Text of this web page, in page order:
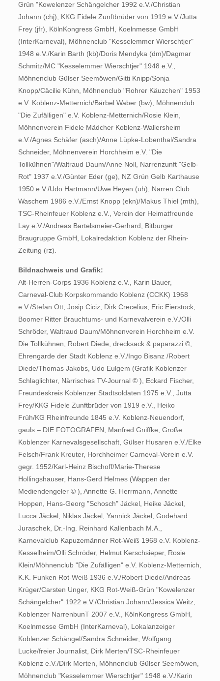
Grün "Kowelenzer Schängelcher 1992 e.V./Christian
Johann (chj), KKG Fidele Zunftbrüder von 1919 e.V./Jutta
Frey (jfr), KölnKongress GmbH, Koelnmesse GmbH
(InterKarneval), Möhnenclub "Kesselemmer Wierschtjer"
1948 e.V./Karin Barth (kb)/Doris Mendyka (dm)/Dagmar
Schmitz/MC "Kesselemmer Wierschtjer" 1948 e.V.,
Möhnenclub Gülser Seemöwen/Gitti Knipp/Sonja
Knopp/Cäcilie Kühn, Möhnenclub "Rohrer Käuzchen" 1953
e.V. Koblenz-Metternich/Bärbel Waber (bw), Möhnenclub
"Die Zufälligen" e.V. Koblenz-Metternich/Rosie Klein,
Möhnenverein Fidele Mädcher Koblenz-Wallersheim
e.V./Agnes Schäfer (asch)/Anne Lüpke-Lobenthal/Sandra
Schneider, Möhnenverein Horchheim e.V. "Die
Tollkühnen"/Waltraud Daum/Anne Noll, Narrenzunft "Gelb-
Rot" 1937 e.V./Günter Eder (ge), NZ Grün Gelb Karthause
1950 e.V./Udo Hartmann/Uwe Heyen (uh), Narren Club
Waschem 1986 e.V./Ernst Knopp (ekn)/Makus Thiel (mth),
TSC-Rheinfeuer Koblenz e.V., Verein der Heimatfreunde
Lay e.V./Andreas Bartelsmeier-Gerhard, Bitburger
Braugruppe GmbH, Lokalredaktion Koblenz der Rhein-
Zeitung (rz).
Bildnachweis und Grafik:
Alt-Herren-Corps 1936 Koblenz e.V., Karin Bauer,
Carneval-Club Korpskommando Koblenz (CCKK) 1968
e.V./Stefan Ott, Josip Ciciz, Dirk Crecelius, Eric Eierstock,
Boomer Ritter Brauchtums- und Karnevalverein e.V./Olli
Schröder, Waltraud Daum/Möhnenverein Horchheim e.V.
Die Tollkühnen, Robert Diede, drecksack & paparazzi ©,
Ehrengarde der Stadt Koblenz e.V./Ingo Bisanz /Robert
Diede/Thomas Jakobs, Udo Eulgem (Grafik Koblenzer
Schlaglichter, Närrisches TV-Journal © ), Eckard Fischer,
Freundeskreis Koblenzer Stadtsoldaten 1975 e.V., Jutta
Frey/KKG Fidele Zunftbrüder von 1919 e.V., Heiko
Früh/KG Rheinfreunde 1845 e.V. Koblenz-Neuendorf,
gauls – DIE FOTOGRAFEN, Manfred Gniffke, Große
Koblenzer Karnevalsgesellschaft, Gülser Husaren e.V./Elke
Felsch/Frank Kreuter, Horchheimer Carneval-Verein e.V.
gegr. 1952/Karl-Heinz Bischoff/Marie-Therese
Hollingshauser, Hans-Gerd Helmes (Wappen der
Mediendengeler © ), Annette G. Herrmann, Annette
Hoppen, Hans-Georg "Schosch" Jäckel, Heike Jäckel,
Lucca Jäckel, Niklas Jäckel, Yannick Jäckel, Godehard
Juraschek, Dr.-Ing. Reinhard Kallenbach M.A.,
Karnevalclub Kapuzemänner Rot-Weiß 1968 e.V. Koblenz-
Kesselheim/Olli Schröder, Helmut Kerschsieper, Rosie
Klein/Möhnenclub "Die Zufälligen" e.V. Koblenz-Metternich,
K.K. Funken Rot-Weiß 1936 e.V./Robert Diede/Andreas
Krüger/Carsten Unger, KKG Rot-Weiß-Grün "Kowelenzer
Schängelcher" 1922 e.V./Christian Johann/Jessica Weitz,
Koblenzer NarrenbunT 2007 e.V., KölnKongress GmbH,
Koelnmesse GmbH (InterKarneval), Lokalanzeiger
Koblenzer Schängel/Sandra Schneider, Wolfgang
Lucke/freier Journalist, Dirk Merten/TSC-Rheinfeuer
Koblenz e.V./Dirk Merten, Möhnenclub Gülser Seemöwen,
Möhnenclub "Kesselemmer Wierschtjer" 1948 e.V./Karin